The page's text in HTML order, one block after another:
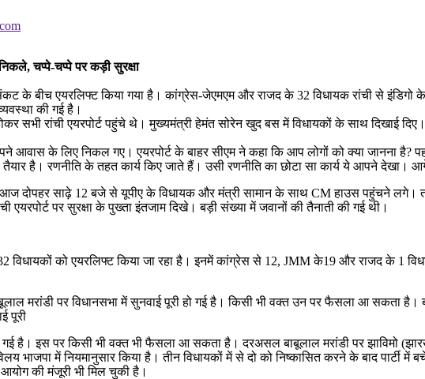
चप्पे-चप्पे पर कड़ी सुरक्षा
के बीच एयरलिफ्ट किया गया है। कांग्रेस-जेएमएम और राजद के 32 विधायक रांची से इंडिगो के
की गई है।
सभी रांची एयरपोर्ट पहुंचे थे। मुख्यमंत्री हेमंत सोरेन खुद बस में विधायकों के साथ दिखाई
आवास के लिए निकल गए। एयरपोर्ट के बाहर सीएम ने कहा कि आप लोगों को क्या जानना है?
तैयार है। रणनीति के तहत कार्य किए जाते हैं। उसी रणनीति का छोटा सा कार्य ये आपने
आज दोपहर साढ़े 12 बजे से यूपीए के विधायक और मंत्री सामान के साथ CM हाउस पहुंचने लगे।
पर सुरक्षा के पुख्ता इंतजाम दिखे। बड़ी संख्या में जवानों की तैनाती की गई थी।
को एयरलिफ्ट किया जा रहा है। इनमें कांग्रेस से 12, JMM के19 और राजद के 1
मरांडी पर विधानसभा में सुनवाई पूरी हो गई है। किसी भी वक्त उन पर फैसला आ सकता
पूरी
है। इस पर किसी भी वक्त भी फैसला आ सकता है। दरअसल बाबूलाल मरांडी पर झाविमो
भाजपा में नियमानुसार किया है। तीन विधायकों में से दो को निष्कासित करने के बाद पार्टी
आयोग की मंजूरी भी मिल चुकी है।